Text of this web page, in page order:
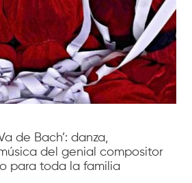
de Bach’: danza,
del genial compositor
para toda la familia